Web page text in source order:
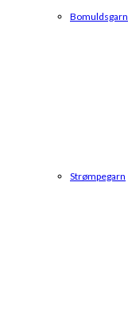
Bomuldsgarn
Strømpegarn